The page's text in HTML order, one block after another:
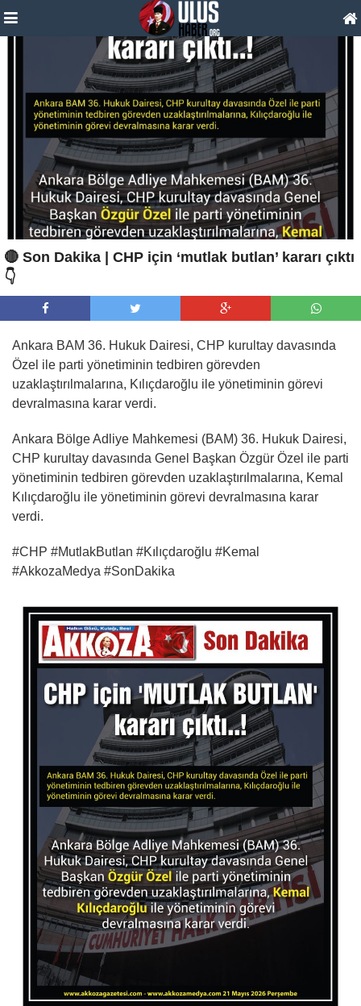
🔴 Son Dakika | CHP için ‘mutlak butlan’ kararı çıktı
👇
Ankara BAM 36. Hukuk Dairesi, CHP kurultay davasında
Özel ile parti yönetiminin tedbiren görevden
uzaklaştırılmalarına, Kılıçdaroğlu ile yönetiminin görevi
devralmasına karar verdi.
Ankara Bölge Adliye Mahkemesi (BAM) 36. Hukuk Dairesi,
CHP kurultay davasında Genel Başkan Özgür Özel ile parti
yönetiminin tedbiren görevden uzaklaştırılmalarına, Kemal
Kılıçdaroğlu ile yönetiminin görevi devralmasına karar
verdi.
#CHP #MutlakButlan #Kılıçdaroğlu #Kemal
#AkkozaMedya #SonDakika